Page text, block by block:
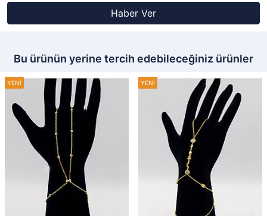
Haber Ver
Bu ürünün yerine tercih edebileceğiniz ürünler